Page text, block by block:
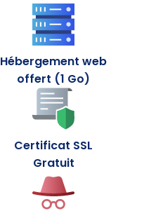
14,59 €
21.99
19,99 €
18.99
NEW 18,99 €
49.99
Hébergement web
offert (1 Go)
Certificat SSL
Gratuit